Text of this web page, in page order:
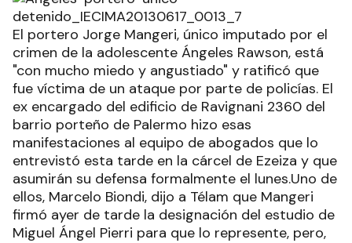
El portero Jorge Mangeri, único imputado por el
crimen de la adolescente Ángeles Rawson, está
"con mucho miedo y angustiado" y ratificó que
fue víctima de un ataque por parte de policías. El
ex encargado del edificio de Ravignani 2360 del
barrio porteño de Palermo hizo esas
manifestaciones al equipo de abogados que lo
entrevistó esta tarde en la cárcel de Ezeiza y que
asumirán su defensa formalmente el lunes.Uno de
ellos, Marcelo Biondi, dijo a Télam que Mangeri
firmó ayer de tarde la designación del estudio de
Miguel Ángel Pierri para que lo represente, pero,